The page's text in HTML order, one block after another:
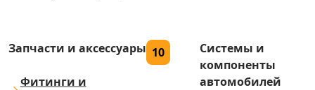
Запчасти и аксессуары 10
Фитинги и
Системы и
компоненты
автомобилей